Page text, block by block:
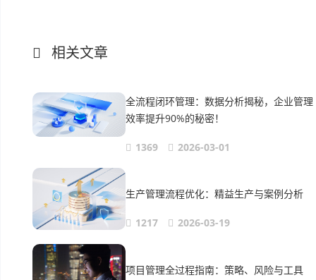
相关文章
全流程闭环管理：数据分析揭秘，企业管理
效率提升90%的秘密！
1369 2026-03-01
生产管理流程优化：精益生产与案例分析
1217 2026-03-19
项目管理全过程指南：策略、风险与工具